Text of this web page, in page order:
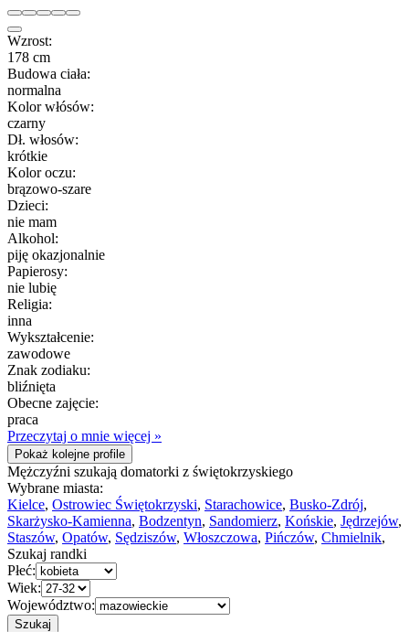
Wzrost:
178 cm
Budowa ciała:
normalna
Kolor włósów:
czarny
Dł. włosów:
krótkie
Kolor oczu:
brązowo-szare
Dzieci:
nie mam
Alkohol:
piję okazjonalnie
Papierosy:
nie lubię
Religia:
inna
Wykształcenie:
zawodowe
Znak zodiaku:
bliźnięta
Obecne zajęcie:
praca
Przeczytaj o mnie więcej »
Pokaż kolejne profile
Mężczyźni szukają domatorki z świętokrzyskiego
Wybrane miasta:
Kielce, Ostrowiec Świętokrzyski, Starachowice, Busko-Zdrój,
Skarżysko-Kamienna, Bodzentyn, Sandomierz, Końskie, Jędrzejów,
Staszów, Opatów, Sędziszów, Włoszczowa, Pińczów, Chmielnik,
Szukaj randki
Płeć:
Wiek:
Województwo: